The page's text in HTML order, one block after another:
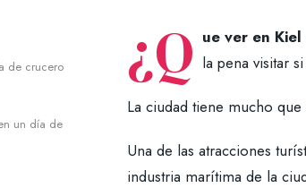
de crucero
un día de
¿Q ue ver en
la pena visitar
La ciudad tiene mucho
Una de las atracciones
industria marítima de la